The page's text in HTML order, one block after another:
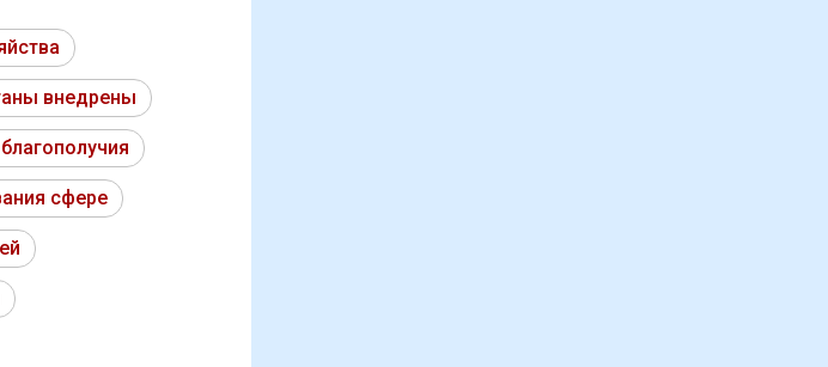
внедрены
сфере